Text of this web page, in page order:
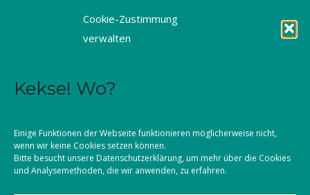
Cookie-Zustimmung
verwalten
Kekse! Wo?
Einige Funktionen der Webseite funktionieren möglicherweise nicht,
wenn wir keine Cookies setzen können.
Bitte besucht unsere Datenschutzerklärung, um mehr über die Cookies
und Analysemethoden, die wir anwenden, zu erfahren.
©2026 KLJB Augsburg